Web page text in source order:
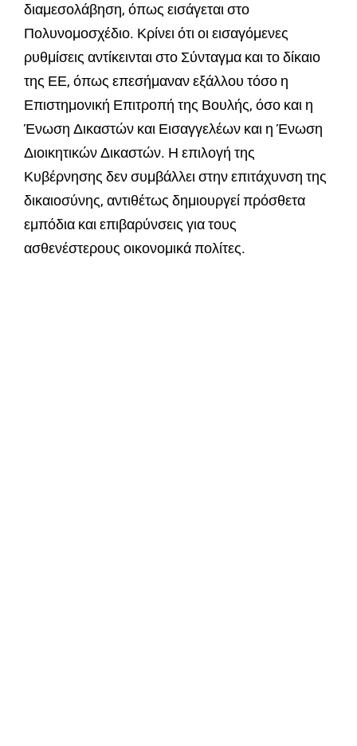
διαμεσολάβηση, όπως εισάγεται στο
Πολυνομοσχέδιο. Κρίνει ότι οι εισαγόμενες
ρυθμίσεις αντίκεινται στο Σύνταγμα και το δίκαιο
της ΕΕ, όπως επεσήμαναν εξάλλου τόσο η
Επιστημονική Επιτροπή της Βουλής, όσο και η
Ένωση Δικαστών και Εισαγγελέων και η Ένωση
Διοικητικών Δικαστών. Η επιλογή της
Κυβέρνησης δεν συμβάλλει στην επιτάχυνση της
δικαιοσύνης, αντιθέτως δημιουργεί πρόσθετα
εμπόδια και επιβαρύνσεις για τους
ασθενέστερους οικονομικά πολίτες.